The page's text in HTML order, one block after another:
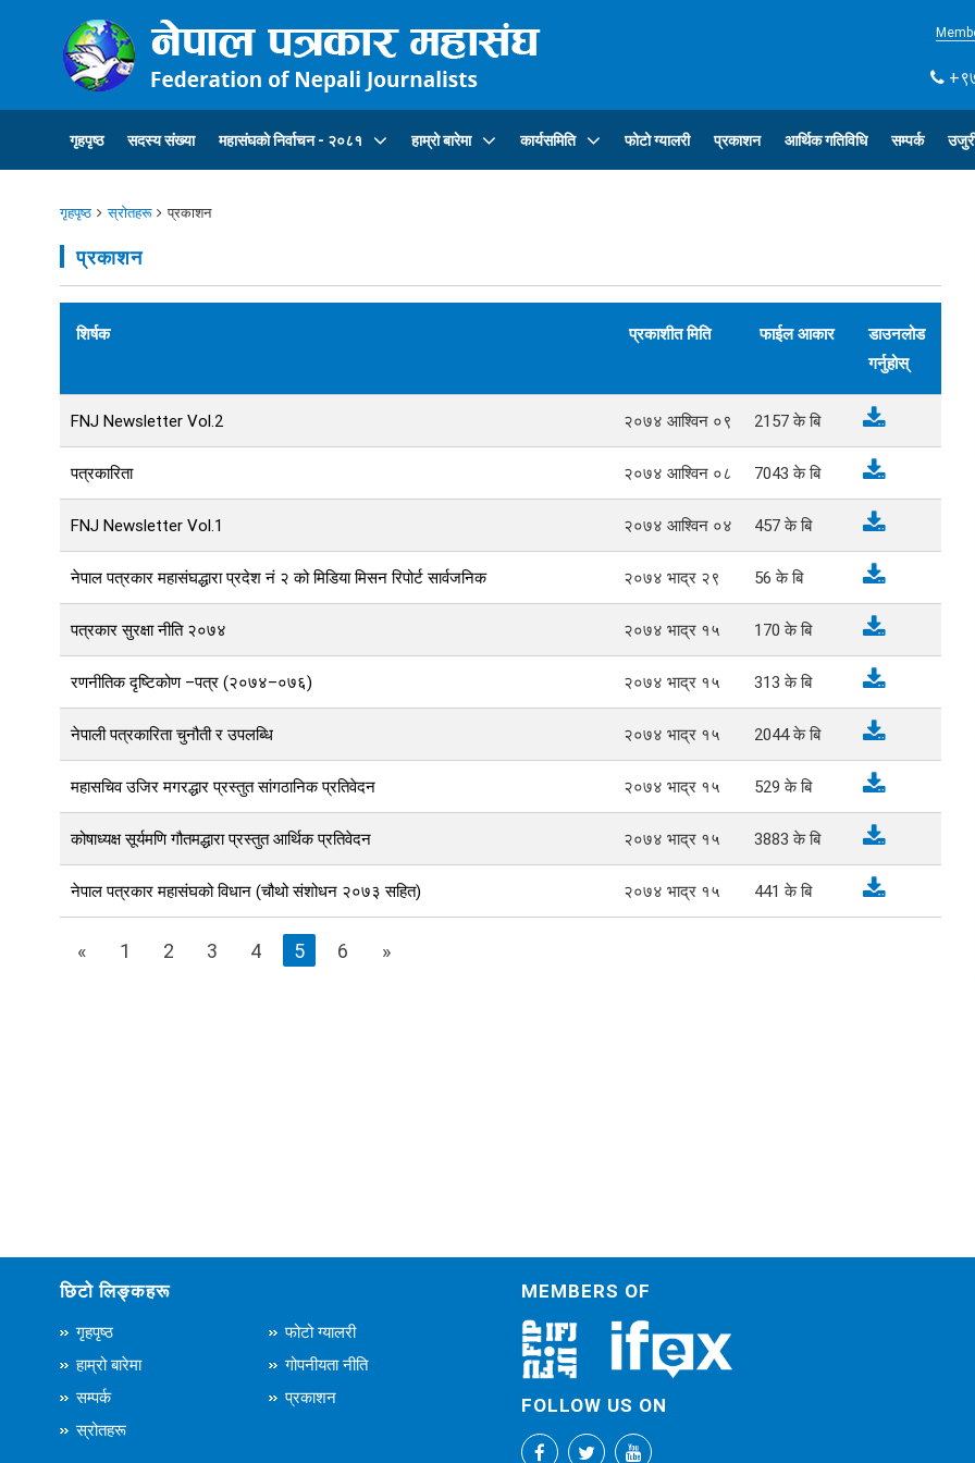
गृहपृष्ठ सदस्य संख्या महासंघकाे निर्वाचन - २०८१ हाम्रो बारेमा कार्यसमिति फोटो ग्यालरी प्रकाशन आर्थिक गतिविधि सम्पर्क
गृहपृष्ठ स्रोतहरू प्रकाशन
प्रकाशन
शिर्षक प्रकाशीत मिति फाईल आकार
डाउनलोड
गर्नुहोस्
FNJ Newsletter Vol.2 २०७४ आश्विन ०९ 2157के बि
पत्रकारिता २०७४ आश्विन ०८ 7043 के बि
FNJ Newsletter Vol.1 २०७४ आश्विन ०४ 457के बि
नेपाल पत्रकार महासंघद्धारा प्रदेश नं २ को मिडिया मिसन रिपोर्ट सार्वजनिक २०७४ भाद्र २९ 56 के बि
पत्रकार सुरक्षा नीति २०७४ २०७४ भाद्र १५ 170 के बि
रणनीतिक दृष्टिकोण –पत्र (२०७४–०७६) २०७४ भाद्र १५ 313 के बि
नेपाली पत्रकारिता चुनौती र उपलब्धि २०७४ भाद्र १५ 2044के बि
महासचिव उजिर मगरद्धार प्रस्तुत सांगठानिक प्रतिवेदन २०७४ भाद्र १५ 529 के बि
कोषाध्यक्ष सूर्यमणि गौतमद्धारा प्रस्तुत आर्थिक प्रतिवेदन २०७४ भाद्र १५ 3883 के बि
नेपाल पत्रकार महासंघको विधान (चौथो संशोधन २०७३ सहित) २०७४ भाद्र १५ 441 के बि
« 1 2 3 4 5 6 »
छिटो लिङ्कहरू
गृहपृष्ठ
फोटो ग्यालरी
हाम्रो बारेमा
गोपनीयता नीति
सम्पर्क
प्रकाशन
स्रोतहरू
MEMBERS OF
FOLLOW US ON